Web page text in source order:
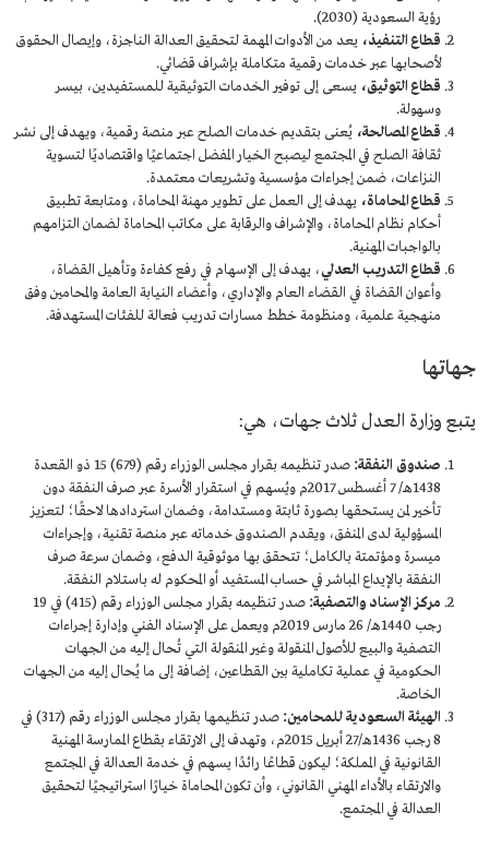
رؤية السعودية (2030).
قطاع التنفيذ، يعد من الأدوات المهمة لتحقيق العدالة الناجزة، وإيصال الحقوق
لأصحابها عبر خدمات رقمية متكاملة بإشراف قضائي.
قطاع التوثيق، يسعى إلى توفير الخدمات التوثيقية للمستفيدين، بيسر
وسهولة.
قطاع المصالحة، يُعنى بتقديم خدمات الصلح عبر منصة رقمية، ويهدف إلى نشر
ثقافة الصلح في المجتمع ليصبح الخيار المفضل اجتماعيًا واقتصاديًا لتسوية
النزاعات، ضمن إجراءات مؤسسية وتشريعات معتمدة.
قطاع المحاماة، يهدف إلى العمل على تطوير مهنة المحاماة، ومتابعة تطبيق
أحكام نظام المحاماة، والإشراف والرقابة على مكاتب المحاماة لضمان التزامهم
بالواجبات المهنية.
قطاع التدريب العدلي، يهدف إلى الإسهام في رفع كفاءة وتأهيل القضاة،
وأعوان القضاة في القضاء العام والإداري، وأعضاء النيابة العامة والمحامين وفق
منهجية علمية، ومنظومة خطط مسارات تدريب فعالة للفئات المستهدفة.
جهاتها
يتبع وزارة العدل ثلاث جهات، هي:
صندوق النفقة:
صدر تنظيمه بقرار مجلس الوزراء رقم (679) 15 ذو القعدة
1438هـ/ 7 أغسطس 2017م ويُسهم في استقرار الأسرة عبر صرف النفقة دون
تأخير لمن يستحقها بصورة ثابتة ومستدامة، وضمان استردادها لاحقًا؛ لتعزيز
المسؤولية لدى المنفق، ويقدم الصندوق خدماته عبر منصة تقنية، وإجراءات
ميسرة ومؤتمتة بالكامل؛ تتحقق بها موثوقية الدفع، وضمان سرعة صرف
النفقة بالإيداع المباشر في حساب المستفيد أو المحكوم له باستلام النفقة.
مركز الإسناد والتصفية:
صدر تنظيمه بقرار مجلس الوزراء رقم (415) في 19
رجب 1440هـ/ 26 مارس 2019م ويعمل على الإسناد الفني وإدارة إجراءات
التصفية والبيع للأصول المنقولة وغير المنقولة التي تُحال إليه من الجهات
الحكومية في عملية تكاملية بين القطاعين، إضافة إلى ما يُحال إليه من الجهات
الخاصة.
الهيئة السعودية للمحامين:
صدر تنظيمها بقرار مجلس الوزراء رقم (317) في
8 رجب 1436هـ/27 أبريل 2015م، وتهدف إلى الارتقاء بقطاع الممارسة المهنية
القانونية في المملكة؛ ليكون قطاعًا رائدًا يسهم في خدمة العدالة في المجتمع
والارتقاء بالأداء المهني القانوني، وأن تكون المحاماة خيارًا استراتيجيًا لتحقيق
العدالة في المجتمع.